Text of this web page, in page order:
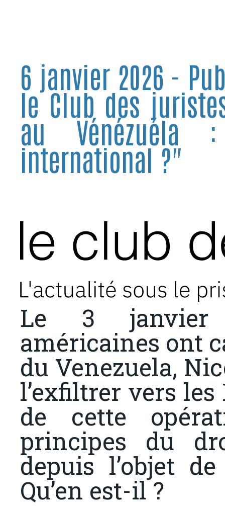
6 janvier 2026 -
le Club des
au
international ?"
Le 3 janvier
américaines ont
du Venezuela,
l’exfiltrer vers
de cette
principes du
depuis l’objet
Qu’en est-il ?